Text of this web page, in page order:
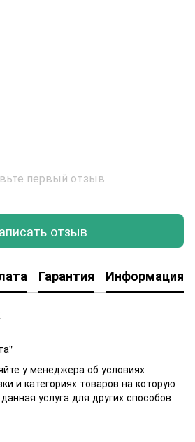
первый отзыв
отзыв
Гарантия Информация
у менеджера об условиях
и категориях товаров на которую
услуга для других способов